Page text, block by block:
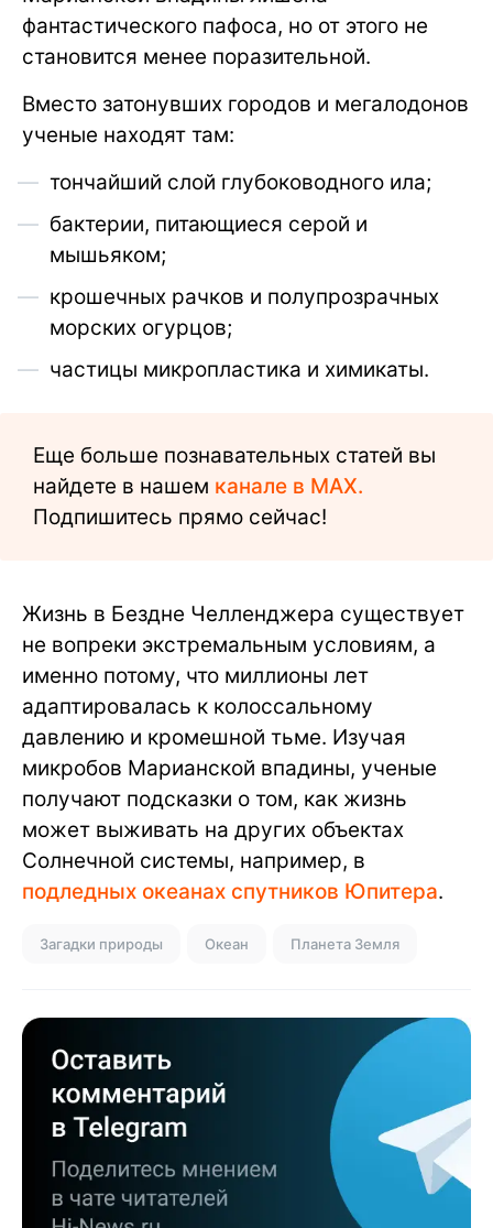
фантастического пафоса, но от этого не
становится менее поразительной.
Вместо затонувших городов и мегалодонов
ученые находят там:
тончайший слой глубоководного ила;
бактерии, питающиеся серой и
мышьяком;
крошечных рачков и полупрозрачных
морских огурцов;
частицы микропластика и химикаты.
Еще больше познавательных статей вы
найдете в нашем канале в MAX.
Подпишитесь прямо сейчас!
Жизнь в Бездне Челленджера существует
не вопреки экстремальным условиям, а
именно потому, что миллионы лет
адаптировалась к колоссальному
давлению и кромешной тьме. Изучая
микробов Марианской впадины, ученые
получают подсказки о том, как жизнь
может выживать на других объектах
Солнечной системы, например, в
подледных океанах спутников Юпитера.
Загадки природы Океан Планета Земля